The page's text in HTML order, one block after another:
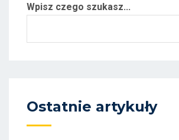
Wpisz czego szukasz...
Ostatnie artykuły